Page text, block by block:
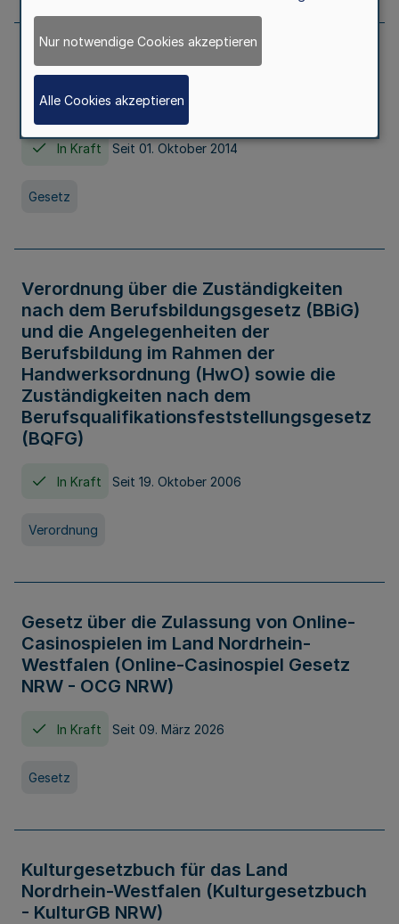
Gesetz über die Hochschulen des Landes
Nordrhein-Westfalen (Hochschulgesetz -
HG)
In Kraft Seit 01. Oktober 2014
Gesetz
Verordnung über die Zuständigkeiten
nach dem Berufsbildungsgesetz (BBiG)
und die Angelegenheiten der
Berufsbildung im Rahmen der
Handwerksordnung (HwO) sowie die
Zuständigkeiten nach dem
Berufsqualifikationsfeststellungsgesetz
(BQFG)
In Kraft Seit 19. Oktober 2006
Verordnung
Gesetz über die Zulassung von Online-
Casinospielen im Land Nordrhein-
Westfalen (Online-Casinospiel Gesetz
NRW - OCG NRW)
In Kraft Seit 09. März 2026
Gesetz
Kulturgesetzbuch für das Land
Nordrhein-Westfalen (Kulturgesetzbuch
- KulturGB NRW)
Nur notwendige Cookies akzeptieren
Alle Cookies akzeptieren